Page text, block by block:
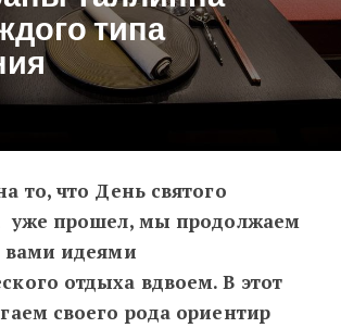
типа
выбор: рестораны
то, что День святого
уже прошел, мы продолжаем
вами идеями
отдыха вдвоем. В этот
своего рода ориентир